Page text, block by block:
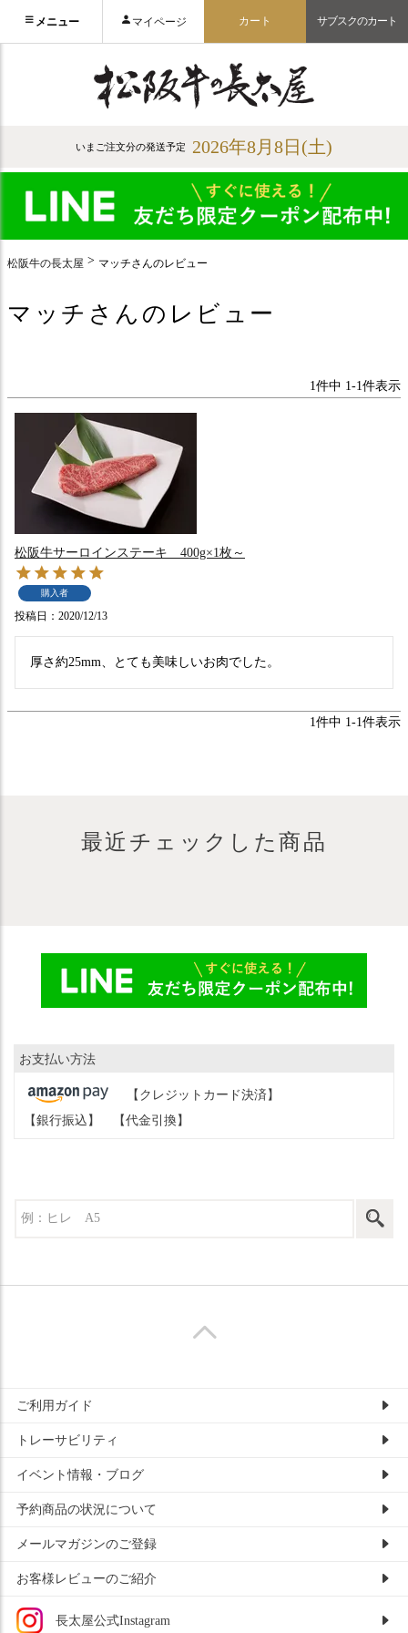
メニュー マイページ カート サブスクのカート
いまご注文分の発送予定 2026年8月8日(土)
松阪牛の長太屋 マッチさんのレビュー
マッチさんのレビュー
1件中 1-1件表示
松阪牛サーロインステーキ 400g×1枚～
購入者
投稿日 2020/12/13
1件中 1-1件表示
最近チェックした商品
お支払い方法
【クレジットカード決済】
【銀行振込】
【代金引換】
ご利用ガイド
トレーサビリティ
イベント情報・ブログ
予約商品の状況について
メールマガジンのご登録
お客様レビューのご紹介
長太屋公式Instagram